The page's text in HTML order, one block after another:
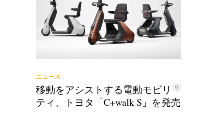
ニュース
0
移動をアシストする電動モビリ
ティ、トヨタ「C+walk S」を発売